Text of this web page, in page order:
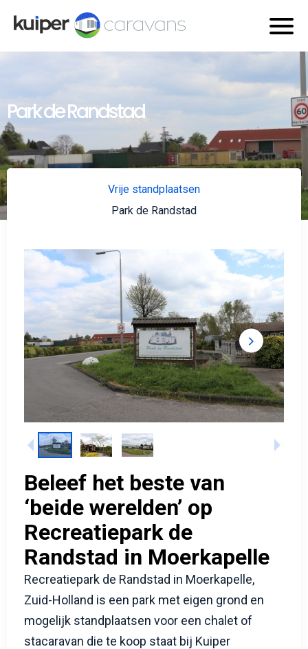
Park de Randstad
Vrije standplaatsen
Park de Randstad
Beleef het beste van
‘beide werelden’ op
Recreatiepark de
Randstad in Moerkapelle
Recreatiepark de Randstad in Moerkapelle,
Zuid-Holland is een park met eigen grond en
mogelijk standplaatsen voor een chalet of
stacaravan die te koop staat bij Kuiper